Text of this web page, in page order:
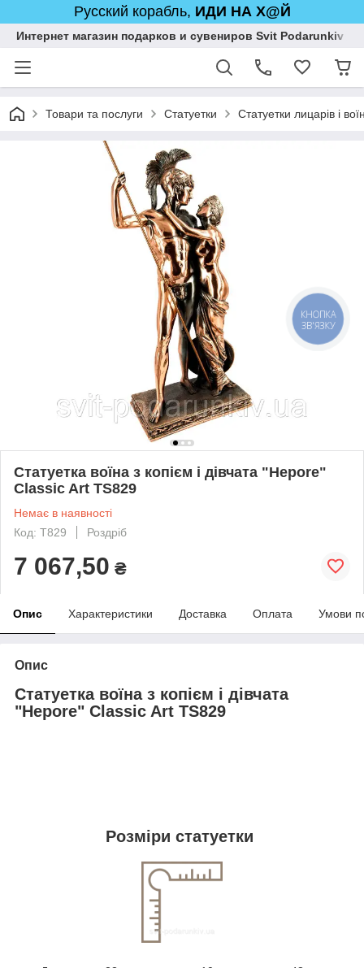
Русский корабль, ИДИ НА Х@Й
Интернет магазин подарков и сувениров Svit Podarunkiv
Товари та послуги Статуетки Статуетки лицарів і
Статуетка воїна з копієм і дівчата "Неpore"
Classic Art TS829
Немає в наявності
Код: T829
Роздріб
7 067,50 ₴
Опис Характеристики Доставка Оплата Умови
Опис
Статуетка воїна з копієм і дівчата
"Неpore" Classic Art TS829
Розміри статуетки
КНОПКА
ЗВ'ЯЗКУ